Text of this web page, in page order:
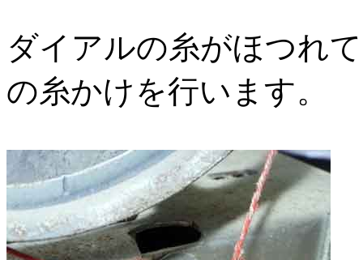
ダイアルの糸がほつれ
の糸かけを行います。